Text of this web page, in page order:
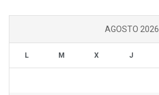
AGOSTO 2026
L M X J